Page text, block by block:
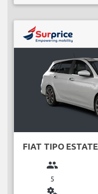
FIAT TIPO ESTATE
group
5